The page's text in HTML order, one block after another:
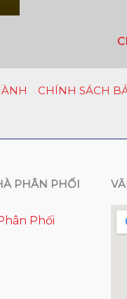
CHÍNH SÁCH
PHÂN PHỐI
Phối